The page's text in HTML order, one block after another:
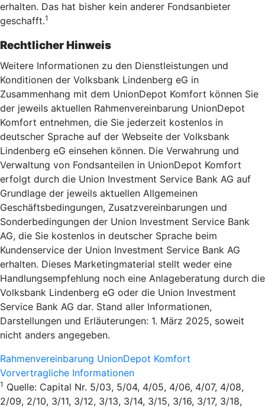
erhalten. Das hat bisher kein anderer Fondsanbieter
geschafft.1
Rechtlicher Hinweis
Weitere Informationen zu den Dienstleistungen und
Konditionen der Volksbank Lindenberg eG in
Zusammenhang mit dem UnionDepot Komfort können Sie
der jeweils aktuellen Rahmenvereinbarung UnionDepot
Komfort entnehmen, die Sie jederzeit kostenlos in
deutscher Sprache auf der Webseite der Volksbank
Lindenberg eG einsehen können. Die Verwahrung und
Verwaltung von Fondsanteilen in UnionDepot Komfort
erfolgt durch die Union Investment Service Bank AG auf
Grundlage der jeweils aktuellen Allgemeinen
Geschäftsbedingungen, Zusatzvereinbarungen und
Sonderbedingungen der Union Investment Service Bank
AG, die Sie kostenlos in deutscher Sprache beim
Kundenservice der Union Investment Service Bank AG
erhalten. Dieses Marketingmaterial stellt weder eine
Handlungsempfehlung noch eine Anlageberatung durch die
Volksbank Lindenberg eG oder die Union Investment
Service Bank AG dar. Stand aller Informationen,
Darstellungen und Erläuterungen: 1. März 2025, soweit
nicht anders angegeben.
Rahmenvereinbarung UnionDepot Komfort
Vorvertragliche Informationen
1 Quelle: Capital Nr. 5/03, 5/04, 4/05, 4/06, 4/07, 4/08,
2/09, 2/10, 3/11, 3/12, 3/13, 3/14, 3/15, 3/16, 3/17, 3/18,